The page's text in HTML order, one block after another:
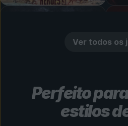
Ver todos os
Perfeito
estilos